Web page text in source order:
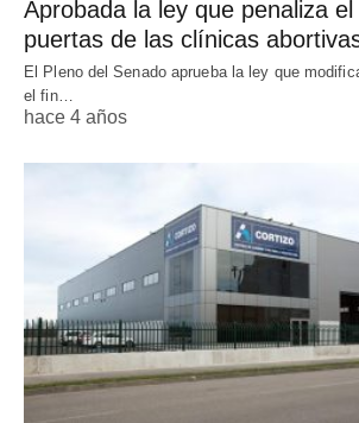
Aprobada la ley que penaliza
puertas de las clínicas
El Pleno del Senado aprueba la ley que
el fin…
hace 4 años